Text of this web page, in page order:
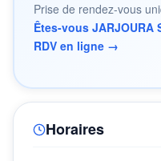
Prise de rendez-vous
Êtes-vous JARJOURA
RDV en ligne →
Horaires